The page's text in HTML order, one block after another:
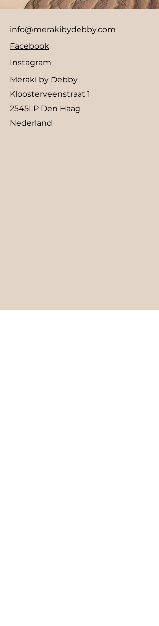
info@merakibydebby.com
Facebook
Instagram
Meraki by Debby
Kloosterveenstraat 1
2545LP Den Haag
Nederland